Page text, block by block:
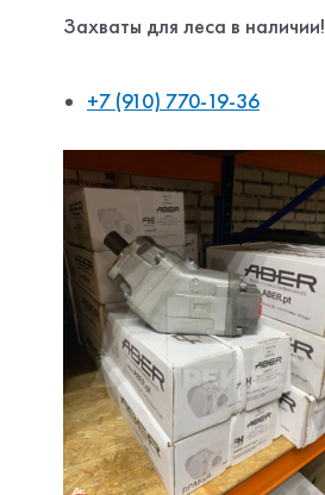
Захваты для леса в наличии!
+7 (910) 770-19-36